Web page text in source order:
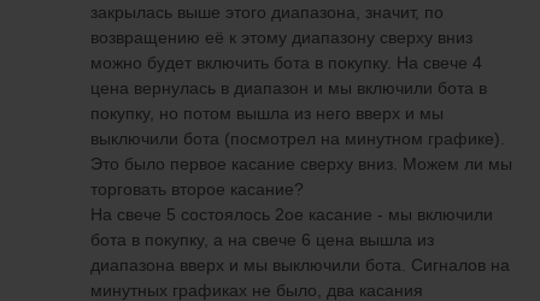
закрылась выше этого диапазона, значит, по
возвращению её к этому диапазону сверху вниз
можно будет включить бота в покупку. На свече 4
цена вернулась в диапазон и мы включили бота в
покупку, но потом вышла из него вверх и мы
выключили бота (посмотрел на минутном графике).
Это было первое касание сверху вниз. Можем ли мы
торговать второе касание?
На свече 5 состоялось 2ое касание - мы включили
бота в покупку, а на свече 6 цена вышла из
диапазона вверх и мы выключили бота. Сигналов на
минутных графиках не было, два касания